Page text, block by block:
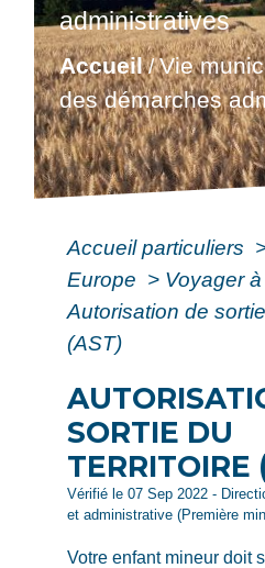
administratives
Accueil/Vie
des démarches
Accueil particuliers
Europe > Voyager
Autorisation de
(AST)
SORTIE DU
TERRITOIRE
Vérifié le 07 Sep 2022 -
et administrative (Première
Votre enfant mineur doit